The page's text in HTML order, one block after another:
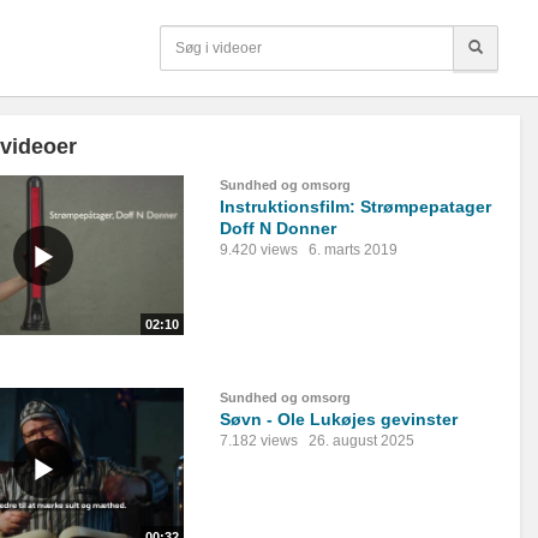
02:10
Sundhed og omsorg
Instruktionsfilm: Strømpepatager
Doff N Donner
9.420 views 6. marts 2019
Sundhed og omsorg
Søvn - Ole Lukøjes gevinster
7.182 views 26. august 2025